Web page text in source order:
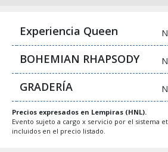
Experiencia Queen
BOHEMIAN RHAPSODY
GRADERÍA
Precios expresados en Lempiras (HNL).
Evento sujeto a cargo x servicio por el sistema
incluidos en el precio listado.